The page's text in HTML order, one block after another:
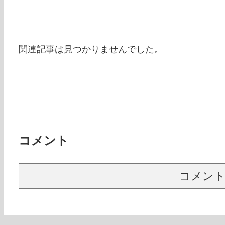
関連記事は見つかりませんでした。
コメント
コメン